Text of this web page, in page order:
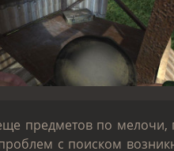
предметов по мелочи,
с поиском